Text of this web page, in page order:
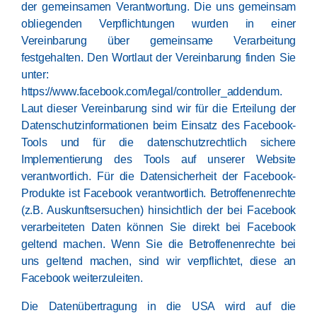
der gemeinsamen Verantwortung. Die uns gemeinsam
obliegenden Verpflichtungen wurden in einer
Vereinbarung über gemeinsame Verarbeitung
festgehalten. Den Wortlaut der Vereinbarung finden Sie
unter:
https://www.facebook.com/legal/controller_addendum.
Laut dieser Vereinbarung sind wir für die Erteilung der
Datenschutzinformationen beim Einsatz des Facebook-
Tools und für die datenschutzrechtlich sichere
Implementierung des Tools auf unserer Website
verantwortlich. Für die Datensicherheit der Facebook-
Produkte ist Facebook verantwortlich. Betroffenenrechte
(z.B. Auskunftsersuchen) hinsichtlich der bei Facebook
verarbeiteten Daten können Sie direkt bei Facebook
geltend machen. Wenn Sie die Betroffenenrechte bei
uns geltend machen, sind wir verpflichtet, diese an
Facebook weiterzuleiten.
Die Datenübertragung in die USA wird auf die